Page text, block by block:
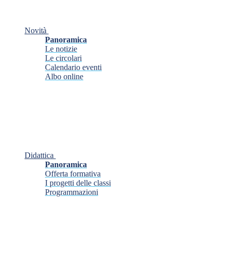
Novità
Panoramica
Le notizie
Le circolari
Calendario eventi
Albo online
Didattica
Panoramica
Offerta formativa
I progetti delle classi
Programmazioni